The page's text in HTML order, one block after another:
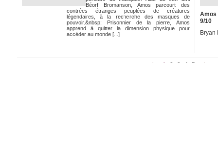
Béorf Bromanson, Amos parcourt des
contrées étranges peuplées de créatures
légendaires, à la recherche des masques de
pouvoir.&nbsp; Prisonnier de la pierre, Amos
apprend à quitter la dimension physique pour
accéder au monde [...]
Amos
9/10
Bryan
1 2 3 4 5